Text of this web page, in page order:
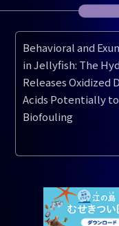
Behavioral and
in Jellyfish: The
Releases Oxidized
Acids Potentially
Biofouling